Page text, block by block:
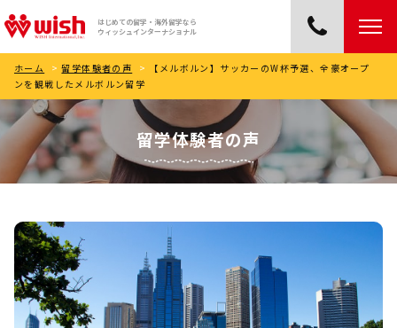
はじめての留学・海外留学なら
ウィッシュインターナショナル
ホーム > 留学体験者の声 >
【メルボルン】サッカーのW杯予選、全豪オープ
ンを観戦したメルボルン留学
留学体験者の声